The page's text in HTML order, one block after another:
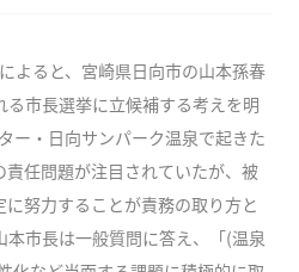
よると、宮崎県日向市の山本孫春
市長選挙に立候補する考えを明
ー・日向サンパーク温泉で起きた
責任問題が注目されていたが、被
努力することが責務の取り方と
本市長は一般質問に答え、「(温泉